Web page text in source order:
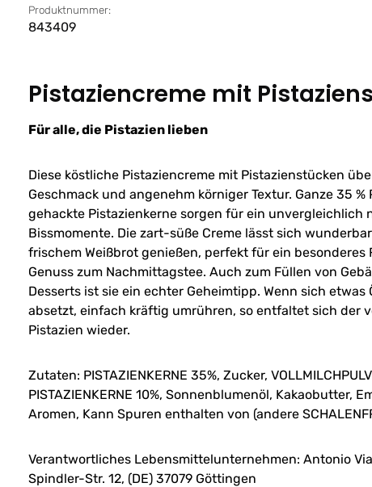
Produktnummer:
843409
Pistaziencreme mit
Für alle, die Pistazien lieben
Diese köstliche Pistaziencreme mit Pistazienstücken
Geschmack und angenehm körniger Textur. Ganze 35 %
gehackte Pistazienkerne sorgen für ein unvergleichlich
Bissmomente. Die zart-süße Creme lässt sich
frischem Weißbrot genießen, perfekt für ein besonderes
Genuss zum Nachmittagstee. Auch zum Füllen von
Desserts ist sie ein echter Geheimtipp. Wenn sich etwas
absetzt, einfach kräftig umrühren, so entfaltet sich der
Pistazien wieder.
Zutaten: PISTAZIENKERNE 35%, Zucker,
PISTAZIENKERNE 10%, Sonnenblumenöl, Kakaobutter,
Aromen, Kann Spuren enthalten von (andere
Verantwortliches Lebensmittelunternehmen: Antonio
Spindler-Str. 12, (DE) 37079 Göttingen